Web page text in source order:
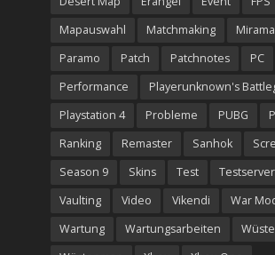
Mapauswahl
Matchmaking
Paramo
Patch Patchnotes
PC
Performance
Playerunknown's
Playstation 4
Probleme PUBG
Ranking
Remaster Sanhok
Season 9
Skins Test Testserver
Vaulting
Video Vikendi
War
Wartung
Wartungsarbeiten